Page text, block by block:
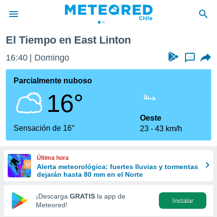
de
por
se
calidad.
a este
las
y
forma
digital
basada
El Tiempo en East Linton
16:40 Domingo ...
Parcialmente nuboso
16°
Sensación de 16°
Oeste
23
43 km/h
Última hora
Alerta meteorológica: fuertes lluvias y tormentas
dejarán hasta 80 mm en el Norte
¡Descarga GRATIS la app de
Meteored!
Instalar